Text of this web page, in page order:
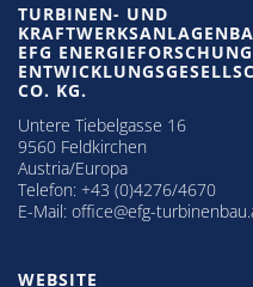
TURBINEN- UND
EFG
CO. KG.
Untere Tiebelgasse 16
9560 Feldkirchen
Austria/Europa
Telefon: +43 (0)4276/4670
E-Mail: office@efg-
WEBSITE